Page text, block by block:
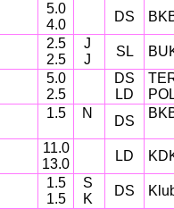
5.0
4.0
DS
2.5
2.5
J
J
SL
5.0
2.5
DS
LD
1.5 N
DS
11.0
13.0
LD
1.5
1.5
S
K
DS